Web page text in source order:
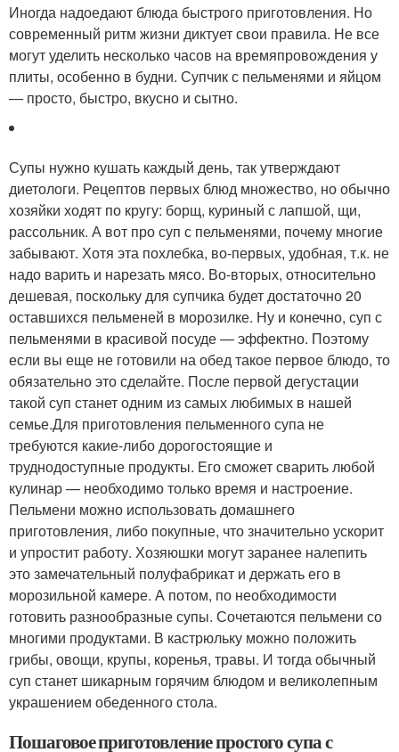
Иногда надоедают блюда быстрого приготовления. Но
современный ритм жизни диктует свои правила. Не все
могут уделить несколько часов на времяпровождения у
плиты, особенно в будни. Супчик с пельменями и яйцом
— просто, быстро, вкусно и сытно.
Супы нужно кушать каждый день, так утверждают
диетологи. Рецептов первых блюд множество, но обычно
хозяйки ходят по кругу: борщ, куриный с лапшой, щи,
рассольник. А вот про суп с пельменями, почему многие
забывают. Хотя эта похлебка, во-первых, удобная, т.к. не
надо варить и нарезать мясо. Во-вторых, относительно
дешевая, поскольку для супчика будет достаточно 20
оставшихся пельменей в морозилке. Ну и конечно, суп с
пельменями в красивой посуде — эффектно. Поэтому
если вы еще не готовили на обед такое первое блюдо, то
обязательно это сделайте. После первой дегустации
такой суп станет одним из самых любимых в нашей
семье.Для приготовления пельменного супа не
требуются какие-либо дорогостоящие и
труднодоступные продукты. Его сможет сварить любой
кулинар — необходимо только время и настроение.
Пельмени можно использовать домашнего
приготовления, либо покупные, что значительно ускорит
и упростит работу. Хозяюшки могут заранее налепить
это замечательный полуфабрикат и держать его в
морозильной камере. А потом, по необходимости
готовить разнообразные супы. Сочетаются пельмени со
многими продуктами. В кастрюльку можно положить
грибы, овощи, крупы, коренья, травы. И тогда обычный
суп станет шикарным горячим блюдом и великолепным
украшением обеденного стола.
Пошаговое приготовление простого супа с